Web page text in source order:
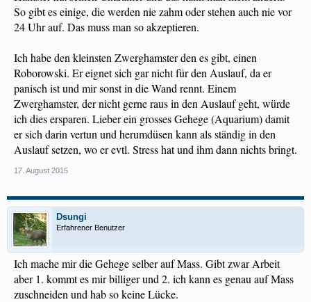
So gibt es einige, die werden nie zahm oder stehen auch nie vor
24 Uhr auf. Das muss man so akzeptieren.
Ich habe den kleinsten Zwerghamster den es gibt, einen
Roborowski. Er eignet sich gar nicht für den Auslauf, da er
panisch ist und mir sonst in die Wand rennt. Einem
Zwerghamster, der nicht gerne raus in den Auslauf geht, würde
ich dies ersparen. Lieber ein grosses Gehege (Aquarium) damit
er sich darin vertun und herumdüsen kann als ständig in den
Auslauf setzen, wo er evtl. Stress hat und ihm dann nichts bringt.
17. August 2015
Dsungi
Erfahrener Benutzer
Ich mache mir die Gehege selber auf Mass. Gibt zwar Arbeit
aber 1. kommt es mir billiger und 2. ich kann es genau auf Mass
zuschneiden und hab so keine Lücke.